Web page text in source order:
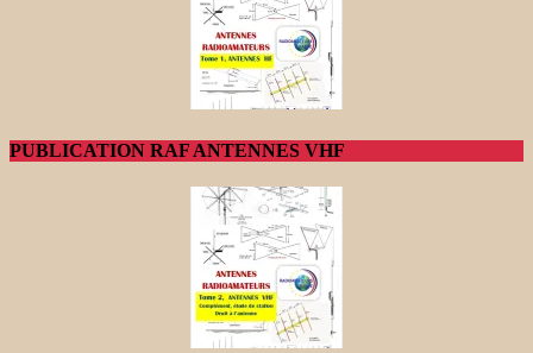
PUBLICATION RAF ANTENNES VHF